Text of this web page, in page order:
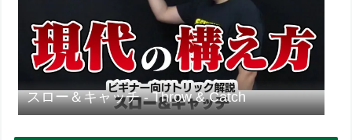
スロー＆キャッチ - Throw & Catch